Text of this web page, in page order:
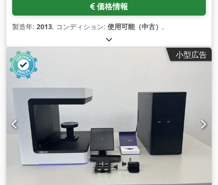
価格情報
製造年: 2013, コンディション: 使用可能（中古） ,
小型広告